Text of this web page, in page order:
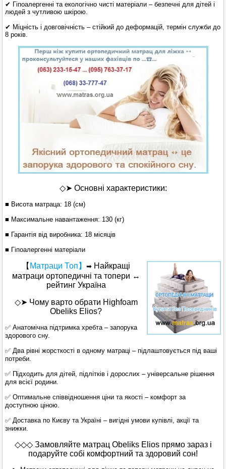
✔ Гіпоалергенні та екологічно чисті матеріали – безпечні для дітей і
людей з чутливою шкірою.
✔ Міцність і довговічність – стійкий до деформацій, термін служби до
8 років.
◇➤ Основні характеристики:
■ Висота матраца: 18 (см)
■ Максимальне навантаження: 130 (кг)
■ Гарантія від виробника: 18 місяців
■ Гіпоалергенні матеріали
【 Матраци Топ】 ➡ Найкращі
матраци ортопедичні та топери ↔
рейтинг Україна
◇➤ Чому варто обрати Highfoam
Obeliks Elios?
✅ Анатомічна підтримка хребта – запорука
здорового сну.
✅ Два рівні жорсткості в одному матраці – підлаштовується під ваші
потреби.
✅ Підходить для дітей, підлітків і дорослих – універсальне рішення
для всієї родини.
✅ Оптимальне співвідношення ціни та якості – комфорт за
доступною ціною.
✅ Доставка по Києву та Україні – вигідні умови купівлі, акції та
знижки.
◇◇◇ Замовляйте матрац Obeliks Elios прямо зараз і
подаруйте собі комфортний та здоровий сон!